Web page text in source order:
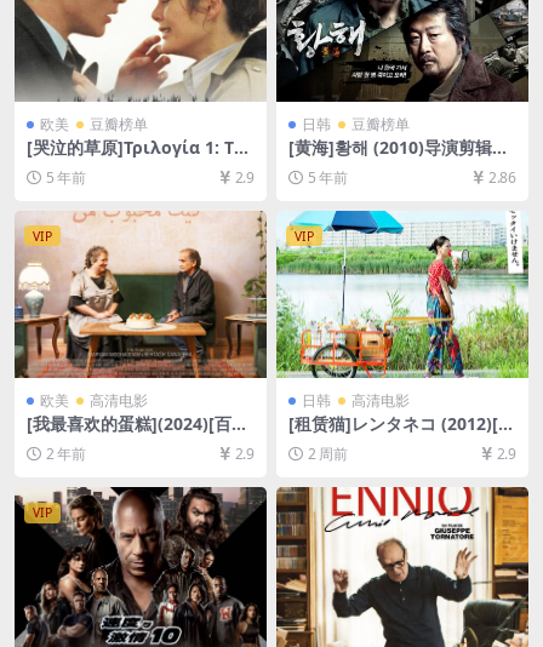
欧美 豆瓣榜单
[哭泣的草原]Τριλογία 1: Το
Λιβάδι που δακρύζει (200
4)[百度网盘+迅雷云盘资源10
[中文字幕]
5 年前 2.9
日韩 豆瓣榜单
[黄海]황해 (2010)导演剪辑版
[百度网盘+夸克网盘+迅雷云
盘资源1080P超清未删减][MP
5 年前 2.86
VIP
欧美 高清电影
[我最喜欢的蛋糕](2024)[百度
网盘+夸克网盘1080P超清未
删减资源][网盘在线播放/下
载][MP4/6.4GB][中文字幕]
2 年前 2.9
VIP
日韩 高清电影
[租赁猫]レンタネコ (2012)[百
度网盘+夸克网盘1080P超清
未删减资源][网盘在线播放/下
载][MP4/7.3GB][中文字幕]
2 周前 2.9
VIP